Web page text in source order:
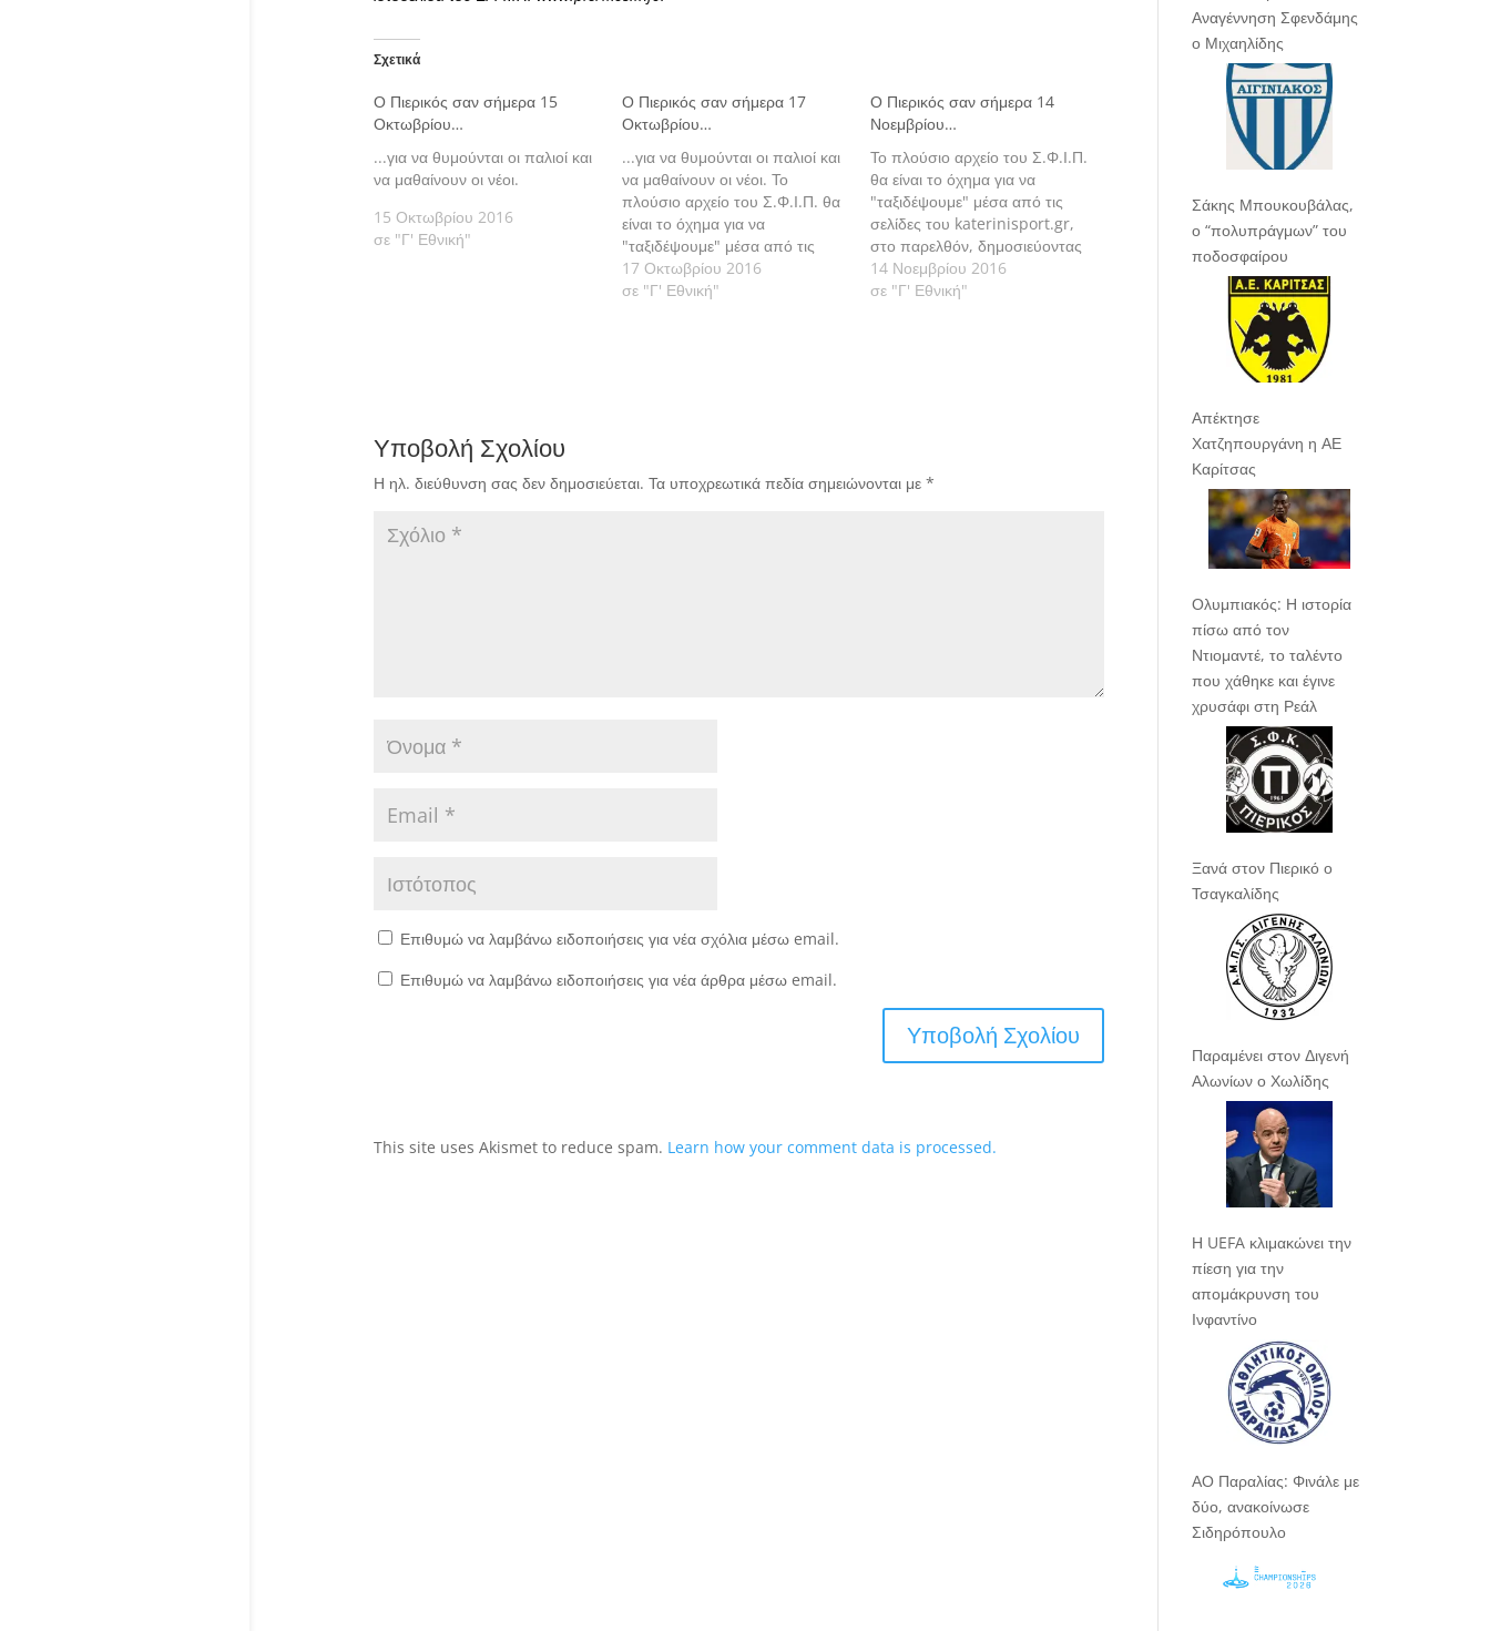
Σχετικά
Ο Πιερικός σαν σήμερα 15
Οκτωβρίου…
...για να θυμούνται οι παλιοί και
να μαθαίνουν οι νέοι.
15 Οκτωβρίου 2016
σε "Γ' Εθνική"
Ο Πιερικός σαν σήμερα 17
Οκτωβρίου…
...για να θυμούνται οι παλιοί και
να μαθαίνουν οι νέοι. Το
πλούσιο αρχείο του Σ.Φ.Ι.Π. θα
είναι το όχημα για να
"ταξιδέψουμε" μέσα από τις
σελίδες του katerinisport.gr,
στο παρελθόν, δημοσιεύονται
17 Οκτωβρίου 2016
σε "Γ' Εθνική"
Ο Πιερικός σαν σήμερα 14
Νοεμβρίου…
Το πλούσιο αρχείο του Σ.Φ.Ι.Π.
θα είναι το όχημα για να
"ταξιδέψουμε" μέσα από τις
σελίδες του katerinisport.gr,
στο παρελθόν, δημοσιεύοντας
καθημερινά τι έγινε "σαν
σήμερα" στα παιχνίδια του
14 Νοεμβρίου 2016
σε "Γ' Εθνική"
Υποβολή Σχολίου
Η ηλ. διεύθυνση σας δεν δημοσιεύεται. Τα υποχρεωτικά πεδία σημειώνονται με *
Επιθυμώ να λαμβάνω ειδοποιήσεις για νέα σχόλια μέσω email.
Επιθυμώ να λαμβάνω ειδοποιήσεις για νέα άρθρα μέσω email.
This site uses Akismet to reduce spam. Learn how your comment data is processed.
Αναγέννηση Σφενδάμης
ο Μιχαηλίδης
Σάκης Μπουκουβάλας,
ο “πολυπράγμων” του
ποδοσφαίρου
Απέκτησε
Χατζηπουργάνη η ΑΕ
Καρίτσας
Ολυμπιακός: Η ιστορία
πίσω από τον
Ντιομαντέ, το ταλέντο
που χάθηκε και έγινε
χρυσάφι στη Ρεάλ
Ξανά στον Πιερικό ο
Τσαγκαλίδης
Παραμένει στον Διγενή
Αλωνίων ο Χωλίδης
Η UEFA κλιμακώνει την
πίεση για την
απομάκρυνση του
Ινφαντίνο
ΑΟ Παραλίας: Φινάλε με
δύο, ανακοίνωσε
Σιδηρόπουλο